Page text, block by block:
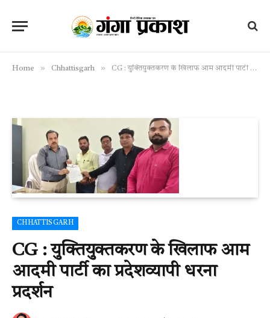
Home » Chhattisgarh » CG : युक्तियुक्तकरण के खिलाफ आम आदमी पार्टी का प्रदेशव्यापी धरना प्रदर्शन
CHHATTISGARH
CG : युक्तियुक्तकरण के खिलाफ आम
आदमी पार्टी का प्रदेशव्यापी धरना
प्रदर्शन